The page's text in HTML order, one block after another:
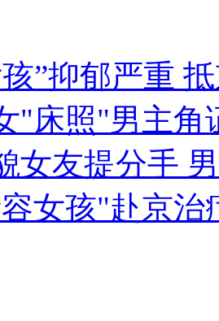
翻车
树
”抑郁严重
"床照"男主角
女友提分手
女孩"赴京治